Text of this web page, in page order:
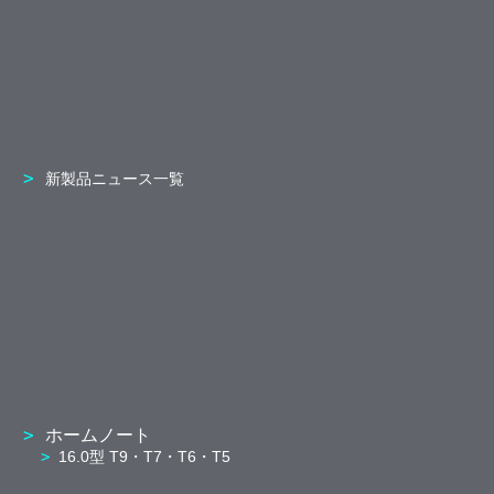
新製品ニュース一覧
ホームノート
16.0型 T9・T7・T6・T5